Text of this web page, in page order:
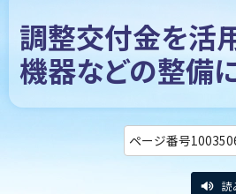
調整交付金を活
機器などの整備
ページ番号
読